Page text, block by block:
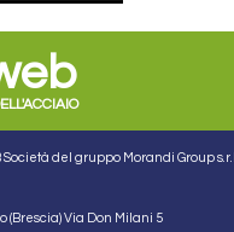
Società del gruppo Morandi Group s.r.l.
(Brescia) Via Don Milani 5